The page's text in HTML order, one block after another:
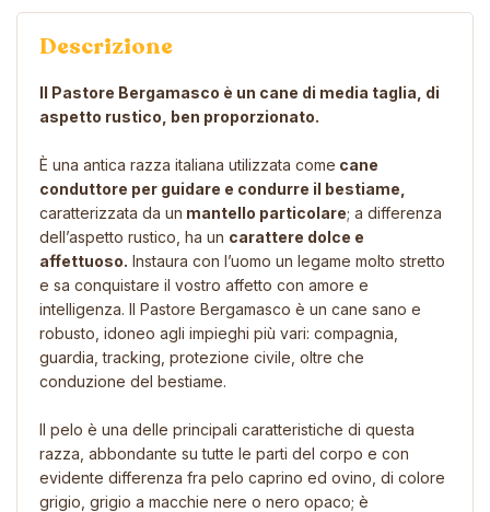
Descrizione
Il Pastore Bergamasco è un cane di media taglia, di
aspetto rustico, ben proporzionato.
È una antica razza italiana utilizzata come cane
conduttore per guidare e condurre il bestiame,
caratterizzata da un mantello particolare; a differenza
dell’aspetto rustico, ha un carattere dolce e
affettuoso. Instaura con l’uomo un legame molto stretto
e sa conquistare il vostro affetto con amore e
intelligenza. Il Pastore Bergamasco è un cane sano e
robusto, idoneo agli impieghi più vari: compagnia,
guardia, tracking, protezione civile, oltre che
conduzione del bestiame.
Il pelo è una delle principali caratteristiche di questa
razza, abbondante su tutte le parti del corpo e con
evidente differenza fra pelo caprino ed ovino, di colore
grigio, grigio a macchie nere o nero opaco; è